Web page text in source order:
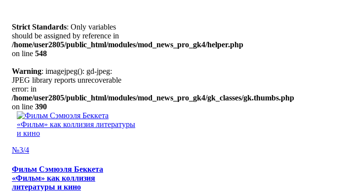
Strict Standards: Only variables
should be assigned by reference in
/home/user2805/public_html/modules/mod_news_pro_gk4/helper.php
on line 548
Warning: imagejpeg(): gd-jpeg:
JPEG library reports unrecoverable
error: in
/home/user2805/public_html/modules/mod_news_pro_gk4/gk_classes/gk.thumbs.php
on line 390
№3/4
Фильм Сэмюэля Беккета
«Фильм» как коллизия
литературы и кино